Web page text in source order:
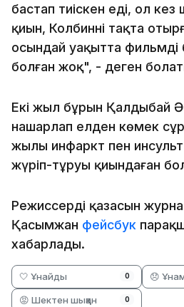
бастап тиіскен еді, ол
қиын, Колбиннің тақта
осындай уақытта фильмді
болған жоқ", - деген
Екі жыл бұрын Қалдыбай
нашарлап елден көмек
жылы инфаркт пен
жүріп-тұруы қиындаған
Режиссердің қазасын
Қасымжан фейсбук
хабарлады.
🤍 Ұнайды 0 😞
😡 Шектен шыққан 0